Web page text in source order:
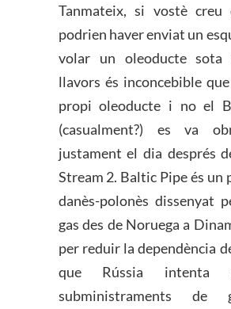
Tanmateix, si vostè creu
podrien haver enviat un
volar un oleoducte
llavors és inconcebible
propi oleoducte i no el
(casualment?) es va
justament el dia després
Stream 2. Baltic Pipe és un
danès-polonès dissenyat
gas des de Noruega a
per reduir la dependència
que Rússia intenta
subministraments de